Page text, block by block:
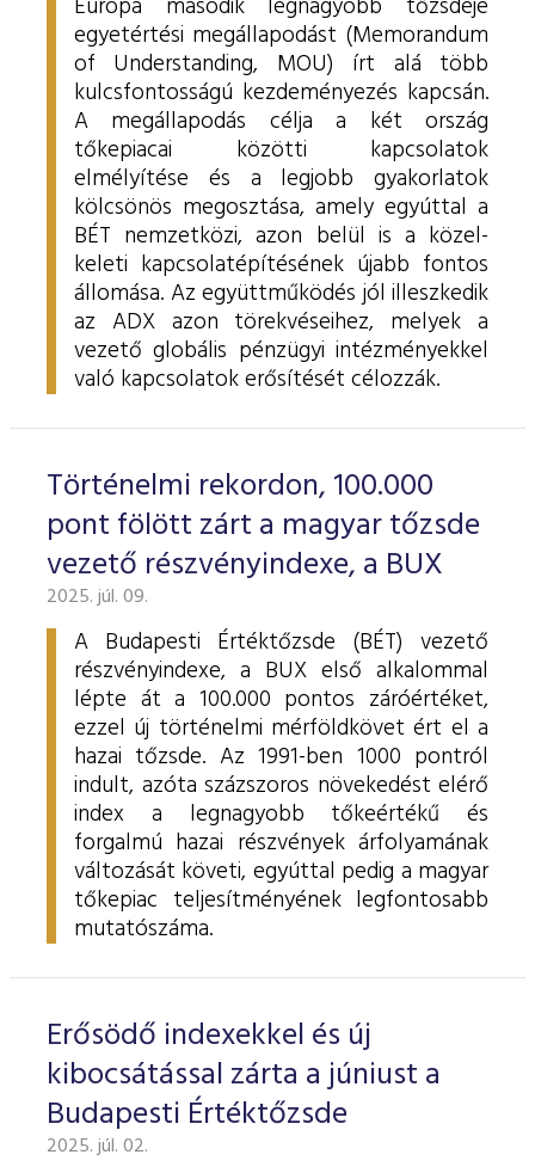
Európa második legnagyobb tőzsdéje
egyetértési megállapodást (Memorandum
of Understanding, MOU) írt alá több
kulcsfontosságú kezdeményezés kapcsán.
A megállapodás célja a két ország
tőkepiacai közötti kapcsolatok
elmélyítése és a legjobb gyakorlatok
kölcsönös megosztása, amely egyúttal a
BÉT nemzetközi, azon belül is a közel-
keleti kapcsolatépítésének újabb fontos
állomása. Az együttműködés jól illeszkedik
az ADX azon törekvéseihez, melyek a
vezető globális pénzügyi intézményekkel
való kapcsolatok erősítését célozzák.
Történelmi rekordon, 100.000
pont fölött zárt a magyar tőzsde
vezető részvényindexe, a BUX
2025. júl. 09.
A Budapesti Értéktőzsde (BÉT) vezető
részvényindexe, a BUX első alkalommal
lépte át a 100.000 pontos záróértéket,
ezzel új történelmi mérföldkövet ért el a
hazai tőzsde. Az 1991-ben 1000 pontról
indult, azóta százszoros növekedést elérő
index a legnagyobb tőkeértékű és
forgalmú hazai részvények árfolyamának
változását követi, egyúttal pedig a magyar
tőkepiac teljesítményének legfontosabb
mutatószáma.
Erősödő indexekkel és új
kibocsátással zárta a júniust a
Budapesti Értéktőzsde
2025. júl. 02.